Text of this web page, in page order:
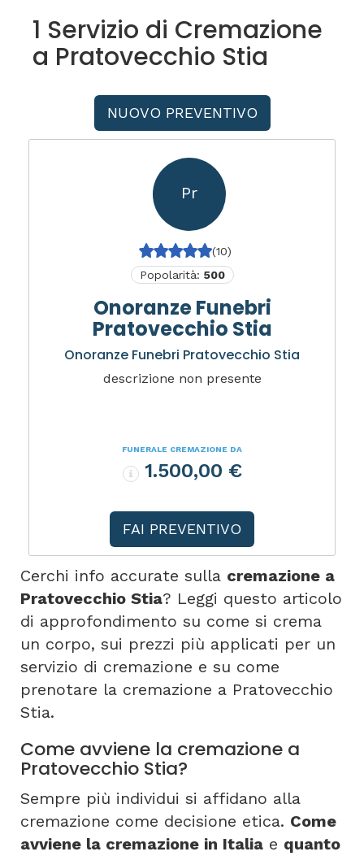
1 Servizio di Cremazione
a Pratovecchio Stia
NUOVO PREVENTIVO
Pr
(10)
Popolarità: 500
Onoranze Funebri
Pratovecchio Stia
Onoranze Funebri Pratovecchio Stia
descrizione non presente
FUNERALE CREMAZIONE DA
1.500,00 €
FAI PREVENTIVO
Cerchi info accurate sulla cremazione a
Pratovecchio Stia? Leggi questo articolo
di approfondimento su come si crema
un corpo, sui prezzi più applicati per un
servizio di cremazione e su come
prenotare la cremazione a Pratovecchio
Stia.
Come avviene la cremazione a
Pratovecchio Stia?
Sempre più individui si affidano alla
cremazione come decisione etica. Come
avviene la cremazione in Italia e quanto